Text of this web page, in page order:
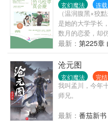
玄幻魔法 连载
（温润腹黑×狡
是她的大学学长
数月的恋爱，却
他，却不想，有
金牌配音演员，
意外相遇，她看
她逼至角落，欺
是轻声说了了一
手！”
最新： 第225章
沧元图
玄幻魔法 完结
我叫孟川，今年
师兄。
最新： 番茄新